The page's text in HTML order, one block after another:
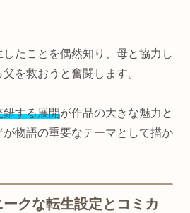
たことを偶然知り、母と協力し
を救おうと奮闘します。
錯する展開が作品の大きな魅力と
物語の重要なテーマとして描か
クな転生設定とコミカ